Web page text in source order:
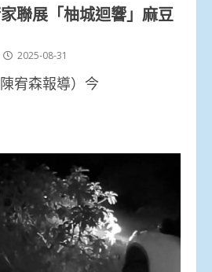
聯展「柚城迴響」麻豆
2025-08-31
宥森報導）今